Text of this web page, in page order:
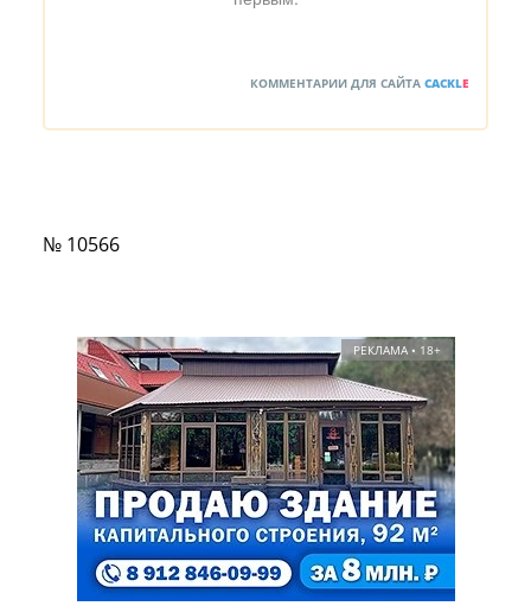
КОММЕНТАРИИ ДЛЯ САЙТА CACKLE
№ 10566
РЕКЛАМА • 18+